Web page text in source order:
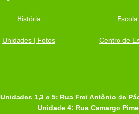
História
Unidades | Fotos Centro de
Unidades 1,3 e 5: Rua Frei Antônio de
Unidade 4: Rua Camargo